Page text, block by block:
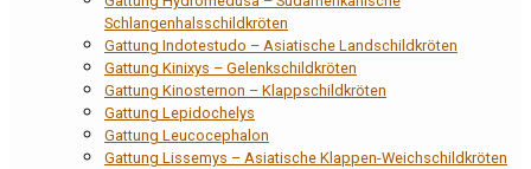
Schlangenhalsschildkröten
Gattung Indotestudo – Asiatische Landschildkröten
Gattung Kinixys – Gelenkschildkröten
Gattung Kinosternon – Klappschildkröten
Gattung Lepidochelys
Gattung Leucocephalon
Gattung Lissemys – Asiatische Klappen-Weichschildkröten